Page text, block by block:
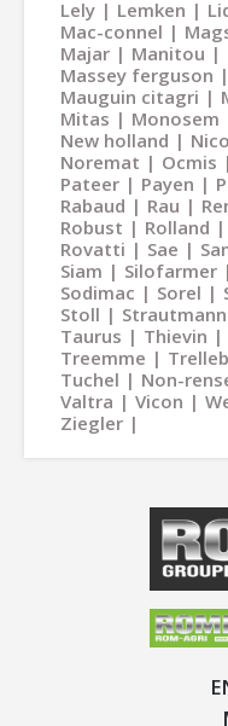
Lely
Lemken
Mac-connel
Majar
Manitou
Massey ferguson
Mauguin citagri
Mitas
Monosem
New holland
Noremat
Ocmis
Pateer
Payen
Rabaud
Rau
Robust
Rolland
Rovatti
Sae
Siam
Silofarmer
Sodimac
Sorel
Stoll
Strautmann
Taurus
Thievin
Treemme
Tuchel
Non-
Valtra
Vicon
Ziegler